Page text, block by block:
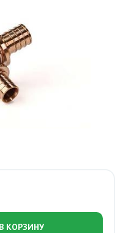
В КОРЗИНУ